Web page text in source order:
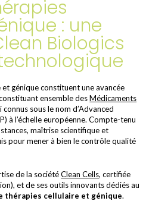
: une
Biologics
génique constituent une avancée
ensemble desMédicaments
connus sous le nom d’Advanced
à l’échelle européenne. Compte-tenu
maîtrise scientifique et
pour mener à bien le contrôle qualité
de la sociétéClean Cells, certifiée
et de ses outils innovants dédiés au
thérapies cellulaire et génique.